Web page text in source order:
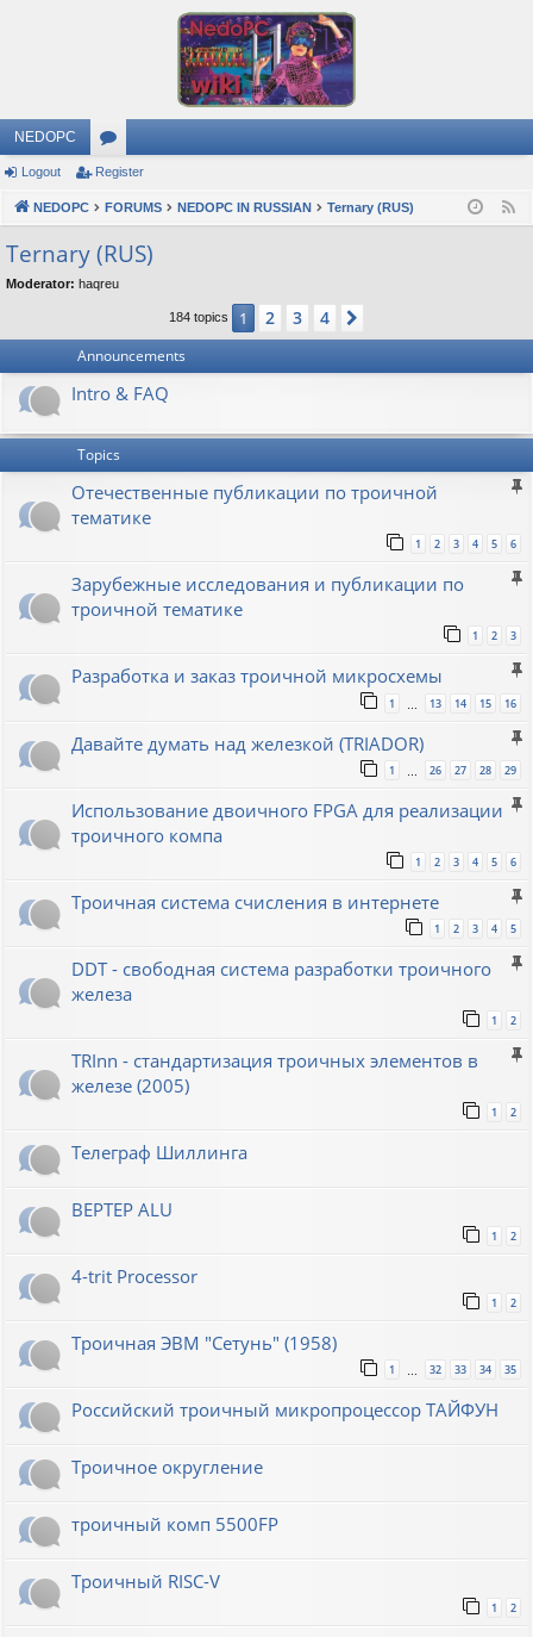
NEDOPC
or
u
m
s
Logout Register
NEDOPC FORUMS NEDOPC IN RUSSIAN Ternary (RUS)
Ternary (RUS)
Moderator: haqreu
184 topics 1 2 3 4
Announcements
Intro & FAQ
Topics
Отечественные публикации по троичной
тематике
1 2 3 4 5 6
Зарубежные исследования и публикации по
троичной тематике
1 2 3
Разработка и заказ троичной микросхемы
1 13 14 15 16
Давайте думать над железкой (TRIADOR)
1 26 27 28 29
Использование двоичного FPGA для реализации
троичного компа
1 2 3 4 5 6
Троичная система счисления в интернете
1 2 3 4 5
DDT - свободная система разработки троичного
железа
1 2
TRInn - стандартизация троичных элементов в
железе (2005)
1 2
Телеграф Шиллинга
BEPTEP ALU
1 2
4-trit Processor
1 2
Троичная ЭВМ "Сетунь" (1958)
1 … 32 33 34 35
Российский троичный микропроцессор ТАЙФУН
Троичное округление
троичный комп 5500FP
Троичный RISC-V
1 2